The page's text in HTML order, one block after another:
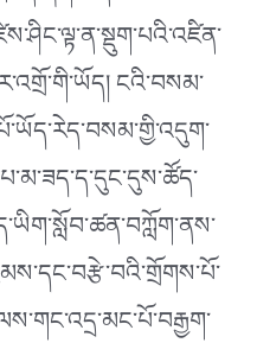
ངའི་བསམ་